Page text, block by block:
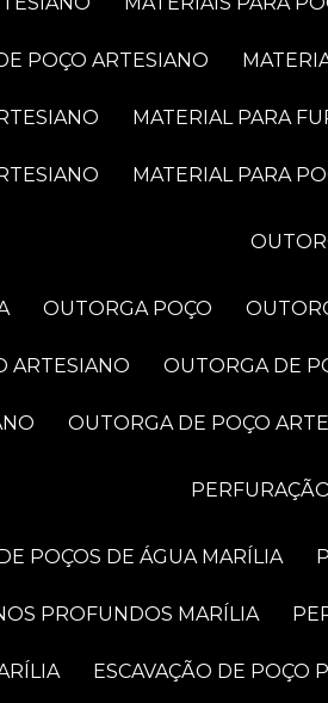
POÇO ARTESIANO
MATERIAL PARA
MATERIAL PARA
OUTORGA POÇO
ARTESIANO OUTORGA DE
OUTORGA DE POÇO
POÇOS DE ÁGUA MARÍLIA
PROFUNDOS MARÍLIA
ESCAVAÇÃO DE